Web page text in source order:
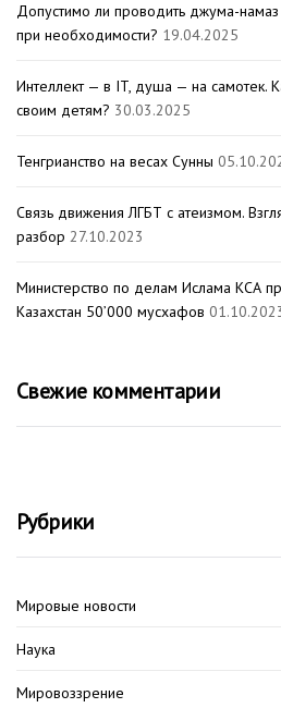
Допустимо ли проводить джума-
при необходимости? 19.04.2025
Интеллект — в IT, душа — на самотек.
своим детям? 30.03.2025
Тенгрианство на весах Сунны
Связь движения ЛГБТ с атеизмом.
разбор 27.10.2023
Министерство по делам Ислама КСА
Казахстан 50’000 мусхафов
Свежие комментарии
Рубрики
Мировые новости
Наука
Мировоззрение